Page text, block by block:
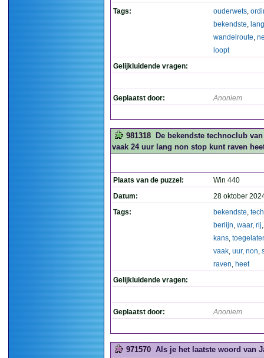
Tags: ouderwets,
bekendste,
wandelroute,
loopt
Gelijkluidende vragen:
Geplaatst door: Anoniem
981318
De bekendste technoclub
vaak 24 uur lang non stop kunt raven
Plaats van de puzzel:
Win 440
Datum:
28 oktober
Tags:
bekendste,
berlijn, waar, rij
kans,
vaak, uur, non,
raven, heet
Gelijkluidende vragen:
Geplaatst door: Anoniem
971570 Als je het laatste woord van